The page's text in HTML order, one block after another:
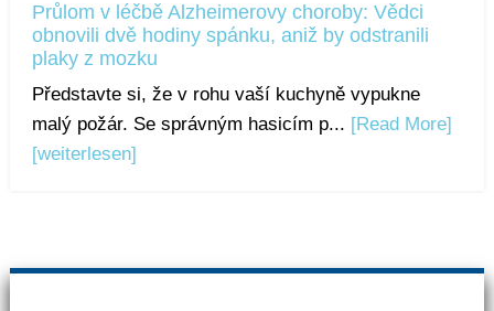
Průlom v léčbě Alzheimerovy choroby: Vědci
obnovili dvě hodiny spánku, aniž by odstranili
plaky z mozku
Představte si, že v rohu vaší kuchyně vypukne
malý požár. Se správným hasicím p... [Read More]
[weiterlesen]